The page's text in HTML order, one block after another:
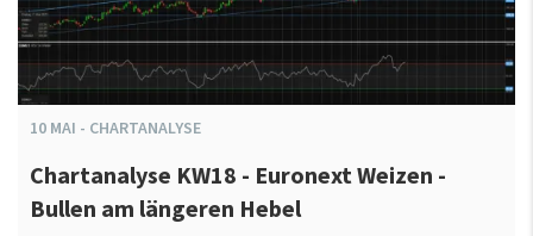
10 MAI - CHARTANALYSE
Chartanalyse KW18 - Euronext Weizen -
Bullen am längeren Hebel